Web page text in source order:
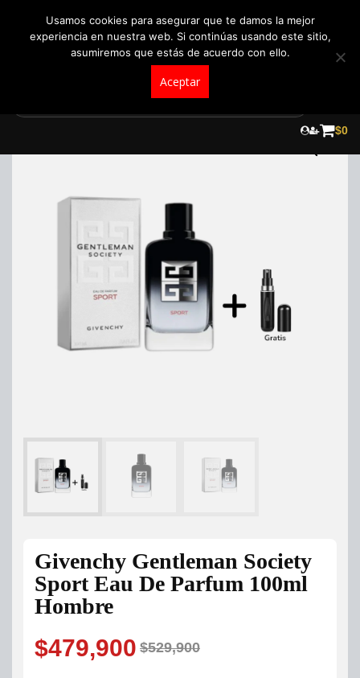
$0
Givenchy Gentleman Society
Sport Eau De Parfum 100ml
Hombre
$529,900
Original
$479,900
Current
Usamos cookies para asegurar que te damos la mejor
experiencia en nuestra web. Si continúas usando este sitio,
asumiremos que estás de acuerdo con ello.
Aceptar